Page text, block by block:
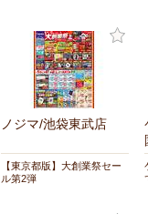
ノジマ/池袋東武店
【東京都版】大創業祭セー
ル第2弾